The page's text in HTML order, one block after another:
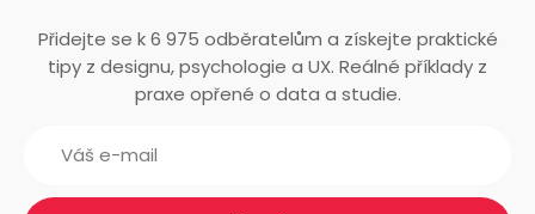
Přidejte se k 6 975 odběratelům a získejte praktické
tipy z designu, psychologie a UX. Reálné příklady z
praxe opřené o data a studie.